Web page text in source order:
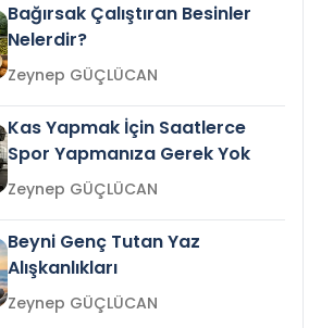
Bağırsak Çalıştıran Besinler
Nelerdir?
Zeynep GÜÇLÜCAN
Kas Yapmak İçin Saatlerce
Spor Yapmanıza Gerek Yok
Zeynep GÜÇLÜCAN
Beyni Genç Tutan Yaz
Alışkanlıkları
Zeynep GÜÇLÜCAN